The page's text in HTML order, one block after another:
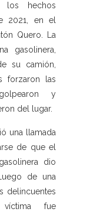
los hechos
2021, en el
Quero. La
gasolinera,
su camión,
forzaron las
y
del lugar.
una llamada
de que el
dio
de una
delincuentes
fue